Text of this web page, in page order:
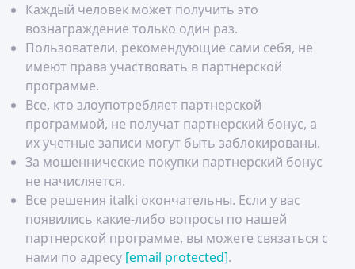
Каждый человек может получить это
вознаграждение только один раз.
Пользователи, рекомендующие сами себя, не
имеют права участвовать в партнерской
программе.
Все, кто злоупотребляет партнерской
программой, не получат партнерский бонус, а
их учетные записи могут быть заблокированы.
За мошеннические покупки партнерский бонус
не начисляется.
Все решения italki окончательны. Если у вас
появились какие-либо вопросы по нашей
партнерской программе, вы можете связаться с
нами по адресу [email protected].